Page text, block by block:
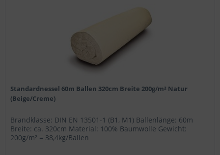
Standardnessel 60m Ballen 320cm Breite 200g/m² Natur
(Beige/Creme)
Brandklasse: DIN EN 13501-1 (B1, M1) Ballenlänge: 60m
Breite: ca. 320cm Material: 100% Baumwolle Gewicht:
200g/m² = 38,4kg/Ballen